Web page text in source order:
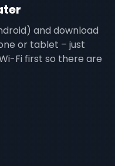
and download
or tablet – just
Fi first so there are